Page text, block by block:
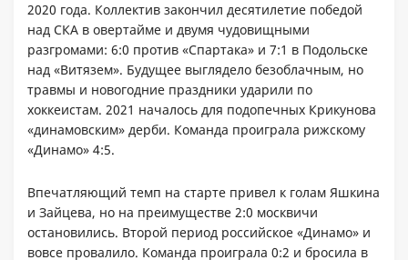
2020 года. Коллектив закончил десятилетие победой
над СКА в овертайме и двумя чудовищными
разгромами: 6:0 против «Спартака» и 7:1 в Подольске
над «Витязем». Будущее выглядело безоблачным, но
травмы и новогодние праздники ударили по
хоккеистам. 2021 началось для подопечных Крикунова
«динамовским» дерби. Команда проиграла рижскому
«Динамо» 4:5.
Впечатляющий темп на старте привел к голам Яшкина
и Зайцева, но на преимуществе 2:0 москвичи
остановились. Второй период российское «Динамо» и
вовсе провалило. Команда проиграла 0:2 и бросила в